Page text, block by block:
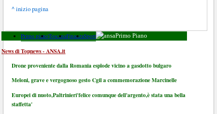
^ inizio pagina
Primo pianoToscanaFinanzaSport Primo Piano
News di Topnews - ANSA.it
Drone proveniente dalla Romania esplode vicino a gasdotto bulgaro
Meloni, grave e vergognoso gesto Cgil a commemorazione Marcinelle
Europei di nuoto,Paltrinieri'felice comunque dell'argento,è stata una bella
staffetta'